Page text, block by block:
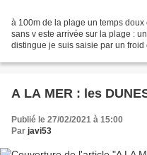
à 100m de la plage un temps
sans v este arrivée sur la plage :
distingue je suis saisie par un
A LA MER : les
Publié le 27/02/2021 à 15:00
Par javi53